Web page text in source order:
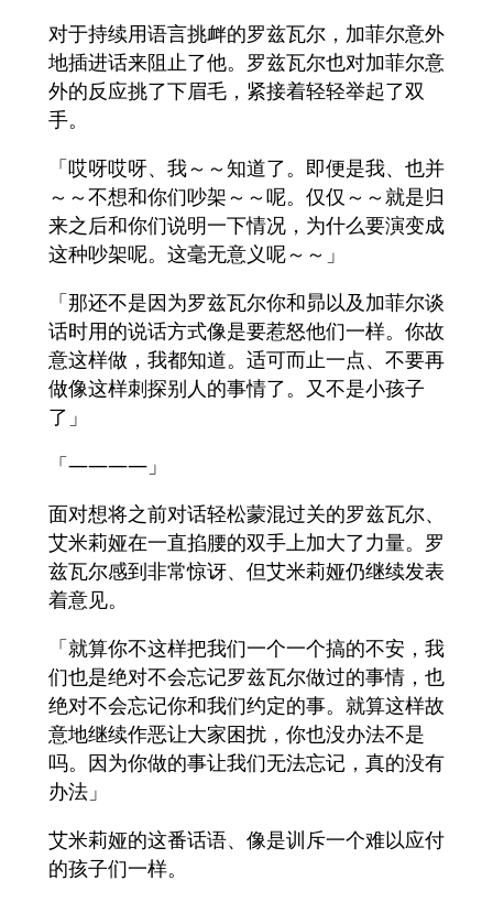
对于持续用语言挑衅的罗兹瓦尔，加菲尔意外
地插进话来阻止了他。罗兹瓦尔也对加菲尔意
外的反应挑了下眉毛，紧接着轻轻举起了双
手。
「哎呀哎呀、我～～知道了。即便是我、也并
～～不想和你们吵架～～呢。仅仅～～就是归
来之后和你们说明一下情况，为什么要演变成
这种吵架呢。这毫无意义呢～～」
「那还不是因为罗兹瓦尔你和昴以及加菲尔谈
话时用的说话方式像是要惹怒他们一样。你故
意这样做，我都知道。适可而止一点、不要再
做像这样刺探别人的事情了。又不是小孩子
了」
「――――」
面对想将之前对话轻松蒙混过关的罗兹瓦尔、
艾米莉娅在一直掐腰的双手上加大了力量。罗
兹瓦尔感到非常惊讶、但艾米莉娅仍继续发表
着意见。
「就算你不这样把我们一个一个搞的不安，我
们也是绝对不会忘记罗兹瓦尔做过的事情，也
绝对不会忘记你和我们约定的事。就算这样故
意地继续作恶让大家困扰，你也没办法不是
吗。因为你做的事让我们无法忘记，真的没有
办法」
艾米莉娅的这番话语、像是训斥一个难以应付
的孩子们一样。